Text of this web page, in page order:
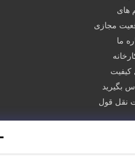
قول
Zhengzhou